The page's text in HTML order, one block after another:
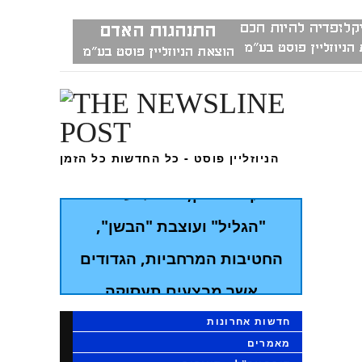
הניוזליין פוסט - כל החדשות כל הזמן
הצפון אשר החל אתמול
בשעות הבוקר
בתרגיל, אשר התקיים בהובלת
פיקוד הצפון, תורגלו עוצבת
"הגליל" ועוצבת "הבשן",
החטיבות המרחביות, הגדודים
אשר מבצעים תעסוקה
מבצעית בגזרות וכן כוחות
לוחמים סדירים נוספים
חדשות אחרונות
מאמרים